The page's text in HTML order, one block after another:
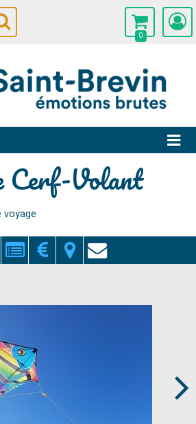
0
Cerf-Volant
voyage